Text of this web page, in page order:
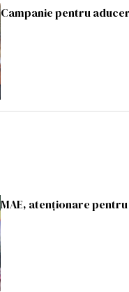
Campanie pentru
MAE, atenționare